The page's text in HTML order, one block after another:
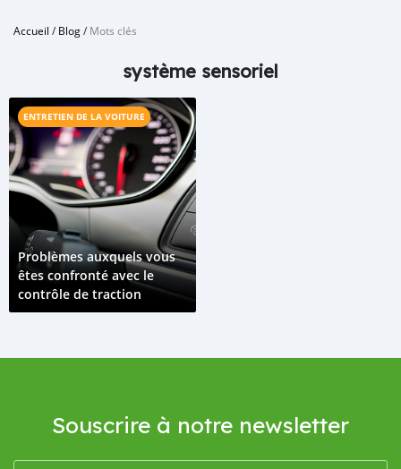
Accueil /Blog/Mots clés
système sensoriel
ENTRETIEN DE LA VOITURE
Problèmes auxquels vous
êtes confronté avec le
contrôle de traction
Souscrire à notre newsletter